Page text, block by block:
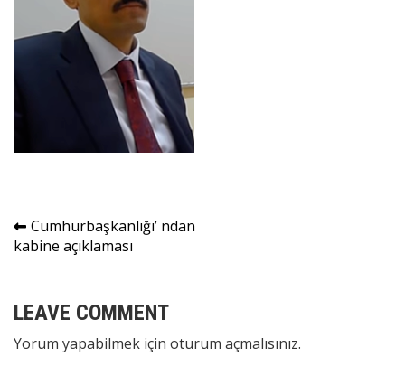
Yazı
gezinmesi
Cumhurbaşkanlığı’ ndan
kabine açıklaması
LEAVE COMMENT
Yorum yapabilmek için oturum açmalısınız.